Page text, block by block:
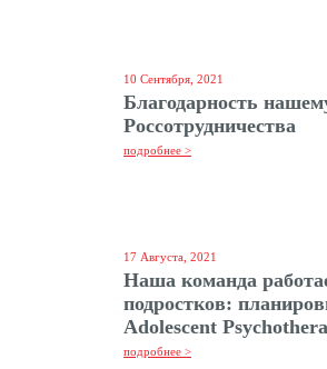
10 Сентября, 2021
Благодарность
Россотрудничества
подробнее >
17 Августа, 2021
Наша команда
подростков:
Adolescent
подробнее >